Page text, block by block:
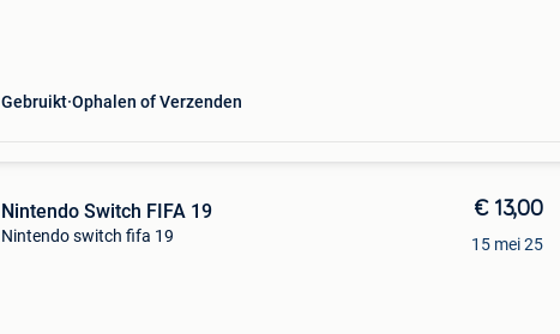
Gebruikt Ophalen of Verzenden
Nintendo Switch FIFA 19
Nintendo switch fifa 19
€ 13,00
15 mei 25